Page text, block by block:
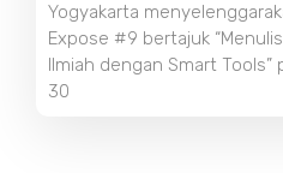
Yogyakarta
Expose #9 bertajuk
Ilmiah dengan Smart Tools”
30